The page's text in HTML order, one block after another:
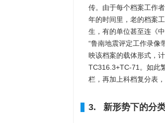
传。由于每个档案工作
年的时间里，老的档案
生，有的单位甚至连《
“鲁南地震评定工作录像
映该档案的载体形式，
TC316.3+TC-71。如此
栏，再加上科档复分表
3. 新形势下的分